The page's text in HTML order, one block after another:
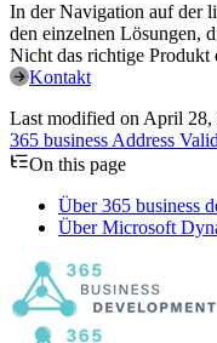
In der Navigation auf der
den einzelnen Lösungen,
Nicht das richtige Produkt
Kontakt
Last modified on April 28,
365 business Address
On this page
Über 365 business
Über Microsoft